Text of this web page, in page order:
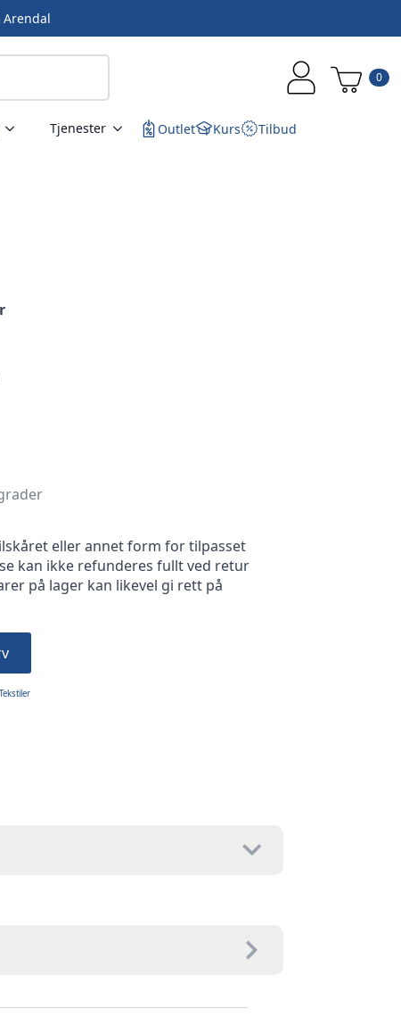
0
Tjenester Outlet Kurs Tilbud
eller annet form for tilpasset
kan ikke refunderes fullt ved retur
på lager kan likevel gi rett på
Tekstiler